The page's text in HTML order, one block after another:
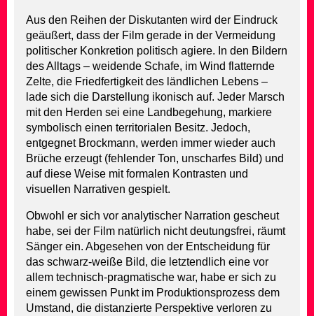
Aus den Reihen der Diskutanten wird der Eindruck
geäußert, dass der Film gerade in der Vermeidung
politischer Konkretion politisch agiere. In den Bildern
des Alltags – weidende Schafe, im Wind flatternde
Zelte, die Friedfertigkeit des ländlichen Lebens –
lade sich die Darstellung ikonisch auf. Jeder Marsch
mit den Herden sei eine Landbegehung, markiere
symbolisch einen territorialen Besitz. Jedoch,
entgegnet Brockmann, werden immer wieder auch
Brüche erzeugt (fehlender Ton, unscharfes Bild) und
auf diese Weise mit formalen Kontrasten und
visuellen Narrativen gespielt.
Obwohl er sich vor analytischer Narration gescheut
habe, sei der Film natürlich nicht deutungsfrei, räumt
Sänger ein. Abgesehen von der Entscheidung für
das schwarz-weiße Bild, die letztendlich eine vor
allem technisch-pragmatische war, habe er sich zu
einem gewissen Punkt im Produktionsprozess dem
Umstand, die distanzierte Perspektive verloren zu